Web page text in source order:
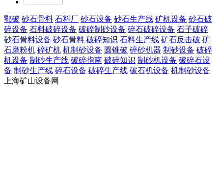
鄂破 砂石骨料 石料厂 砂石设备 砂石生产线 矿机设备 砂石破
碎设备 石料破碎设备 破碎制砂设备 碎石破碎设备 石子破碎
砂石骨料设备 砂石骨料 破碎知识 石料生产线 矿石反击破 矿
石磨粉机 碎矿机 机制砂设备 圆锥破 碎砂机器 制砂设备 破碎
机设备 制砂生产线 破碎指南 破碎知识 制砂机设备 破碎石设
备 制砂生产线 碎石设备 破碎生产线 破石机设备 机制砂设备
上海矿山设备网